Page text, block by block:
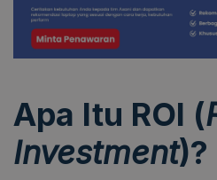
Apa Itu ROI (
Investment)?